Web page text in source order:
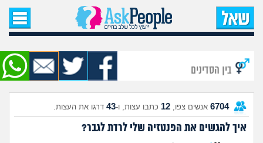
עמוד הבית
שאל שאלה
שאלות חדשות
שאלות שעוררו עניין
בין הסדינים
6704 אנשים צפו, 12 כתבו עצות, ו-43 דרגו את העצות.
איך להגשים את הפנטזיה שלי לרדת לגבר?